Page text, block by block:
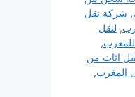
, شركة نقل
, لنقل
,
اثاث من
المغرب,